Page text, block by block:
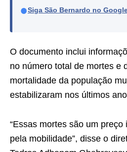
●Siga São Bernardo no
O documento inclui
no número total de mortes e
mortalidade da população
estabilizaram nos últimos
“Essas mortes são um
pela mobilidade”, disse o